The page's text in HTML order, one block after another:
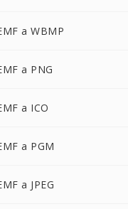
a WBMP
a PNG
a ICO
a PGM
a JPEG